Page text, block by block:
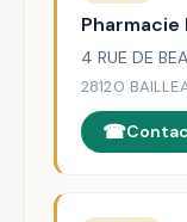
Pharmacie
4 RUE DE
28120